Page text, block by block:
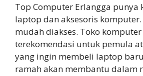
Top Computer Erlangga punya
laptop dan aksesoris
mudah diakses. Toko
terekomendasi untuk pemula
yang ingin membeli laptop
ramah akan membantu dalam